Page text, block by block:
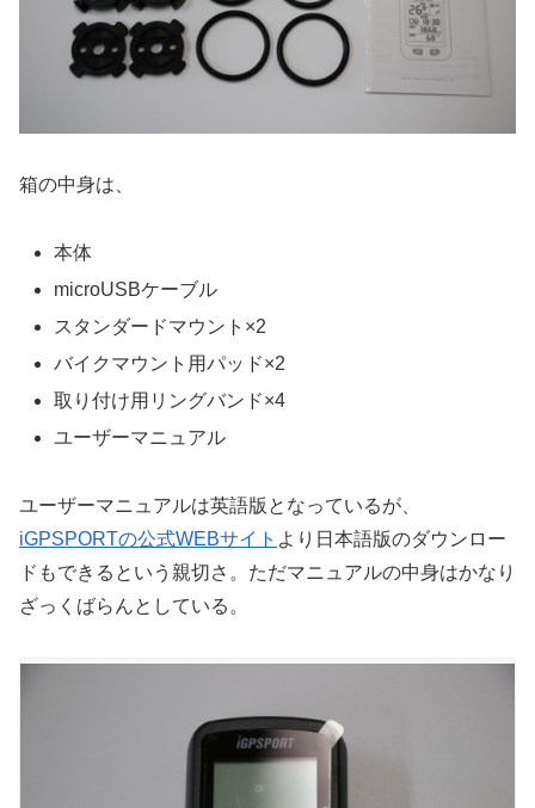
箱の中身は、
本体
microUSBケーブル
スタンダードマウント×2
バイクマウント用パッド×2
取り付け用リングバンド×4
ユーザーマニュアル
ユーザーマニュアルは英語版となっているが、
iGPSPORTの公式WEBサイト より日本語版のダウンロー
ドもできるという親切さ。ただマニュアルの中身はかなり
ざっくばらんとしている。